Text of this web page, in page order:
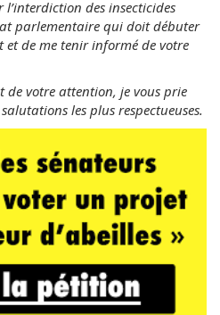
l’interdiction des insecticides
parlementaire qui doit débuter
de me tenir informé de votre
de votre attention, je vous prie
les plus respectueuses.